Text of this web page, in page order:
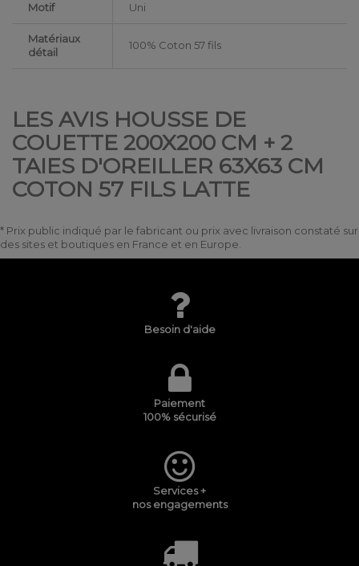
Motif Uni
Matériaux
détail
100% Coton 57 fils
LES AVIS HOUSSE DE
COUETTE 200X200 CM + 2
TAIES D'OREILLER 63X63 CM
COTON 57 FILS LATTE
* Prix public indiqué par le fabricant ou prix avec livraison constaté sur
des sites et boutiques en France et en Europe.
Besoin d'aide
Paiement
100% sécurisé
Services +
nos engagements